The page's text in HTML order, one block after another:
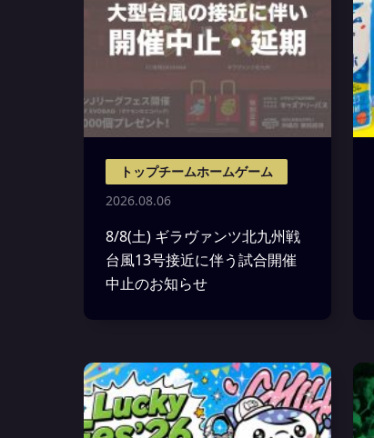
トップチームホームゲーム
2026.08.06
8/8(土) ギラヴァンツ北九州戦
台風13号接近に伴う試合開催
中止のお知らせ